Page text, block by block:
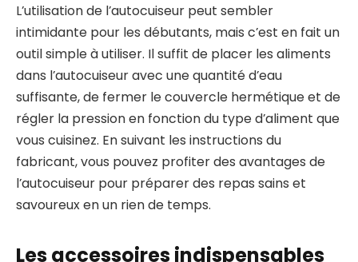
L’utilisation de l’autocuiseur peut sembler
intimidante pour les débutants, mais c’est en fait un
outil simple à utiliser. Il suffit de placer les aliments
dans l’autocuiseur avec une quantité d’eau
suffisante, de fermer le couvercle hermétique et de
régler la pression en fonction du type d’aliment que
vous cuisinez. En suivant les instructions du
fabricant, vous pouvez profiter des avantages de
l’autocuiseur pour préparer des repas sains et
savoureux en un rien de temps.
Les accessoires indispensables